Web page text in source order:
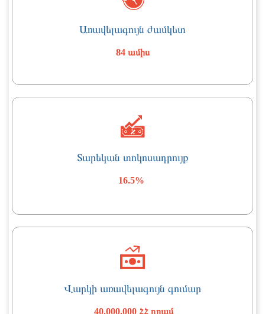
Առավելագույն ժամկետ
84 ամիս
Տարեկան տոկոսադրույք
16.5%
Վարկի առավելագույն գումար
40.000.000 ՀՀ դրամ